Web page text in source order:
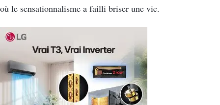
où le sensationnalisme a failli briser une vie.